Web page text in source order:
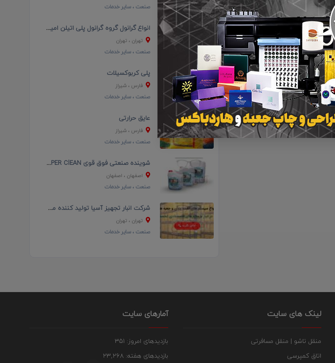
صنعت ، سایر خدمات
انواع گرانول گروه گرانول پلی اتیلن امین محمدزاده
تهران ، تهران
صنعت ، سایر خدمات
پلی کربوکسیلات
فارس ، شیراز
صنعت ، سایر خدمات
عایق حرارتی
فارس ، شیراز
صنعت ، سایر خدمات
شوینده صنعتی فوق قوی SUPER ClEAN از برند کلین مکس...
اصفهان ، اصفهان
صنعت ، سایر خدمات
شرکت انبار تجهیز آسیا تولید کننده مشاور و مجری سیس...
تهران ، تهران
صنعت ، سایر خدمات
لینک های سایت
منقل تاشو | منقل مسافرتی
اتاق کمپرسی
آمارهای سایت
بازدیدهای امروز: 351
بازدیدهای هفته: 23,268